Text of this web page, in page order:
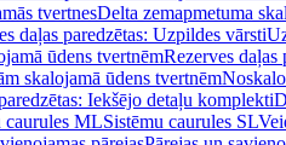
tvertnesDelta zemapmetuma
daļas paredzētas: Uzpildes vārsti
ūdens tvertnēmRezerves daļas
skalojamā ūdens tvertnēm
Iekšējo detaļu komplekti
caurules MLSistēmu caurules SL